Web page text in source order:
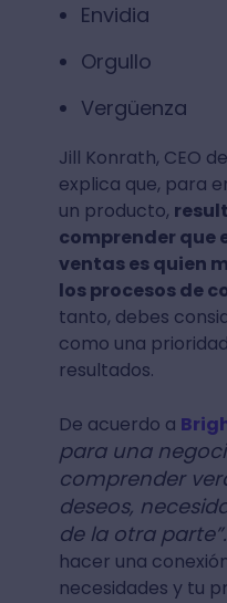
Envidia
Orgullo
Vergüenza
Jill Konrath, CEO
explica que, para
un producto,
comprender que
ventas es quien
los procesos de
tanto, debes
como una
resultados.
De acuerdo a
para una
comprender
deseos,
de la otra parte”.
hacer una
necesidades y tu